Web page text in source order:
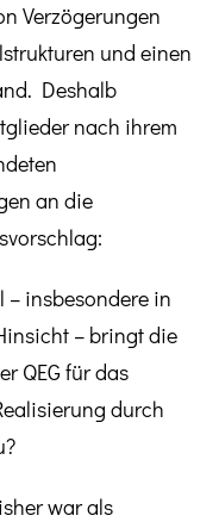
Verzögerungen
und einen
Deshalb
nach ihrem
an die
– insbesondere in
– bringt die
QEG für das
durch
war als